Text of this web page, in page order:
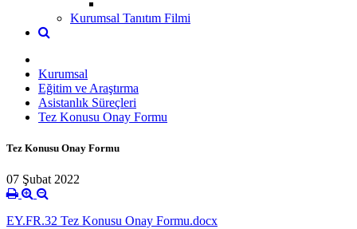
Kurumsal Tanıtım Filmi
Kurumsal
Eğitim ve Araştırma
Asistanlık Süreçleri
Tez Konusu Onay Formu
Tez Konusu Onay Formu
07 Şubat 2022
EY.FR.32 Tez Konusu Onay Formu.docx